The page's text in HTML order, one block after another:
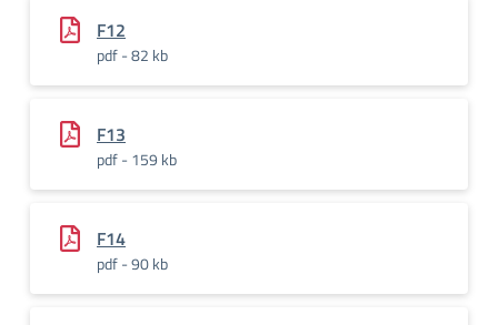
F12
pdf - 82 kb
F13
pdf - 159 kb
F14
pdf - 90 kb